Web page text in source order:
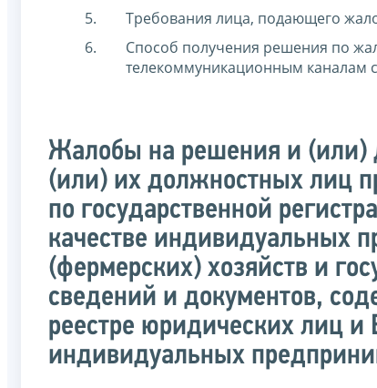
Требования лица, подающего
Способ получения решения по
телекоммуникационным каналам
Жалобы на решения и (или)
(или) их должностных лиц
по государственной
качестве индивидуальных
(фермерских) хозяйств и
сведений и документов,
реестре юридических лиц и
индивидуальных